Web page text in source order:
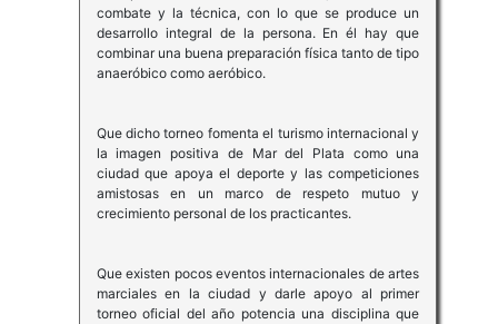
combate y la técnica, con lo que se produce un
desarrollo integral de la persona. En él hay que
combinar una buena preparación física tanto de tipo
anaeróbico como aeróbico.
Que dicho torneo fomenta el turismo internacional y
la imagen positiva de Mar del Plata como una
ciudad que apoya el deporte y las competiciones
amistosas en un marco de respeto mutuo y
crecimiento personal de los practicantes.
Que existen pocos eventos internacionales de artes
marciales en la ciudad y darle apoyo al primer
torneo oficial del año potencia una disciplina que